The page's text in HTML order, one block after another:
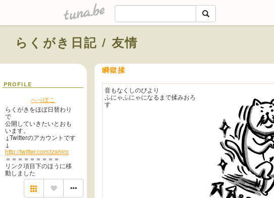
tuna.be
らくがき日記 / 友情
PROFILE
へっぽこ
らくがきをほぼ日替わり
で
公開していきたいとおも
います。
↓Twitterのアカウントです
↓
http://twitter.com/izahiro
＝＝＝＝＝＝＝＝＝
リンク項目下のほうに移
動しました
瞬獄揉
音もなくしのびより
ふにゃふにゃになるまで揉みおろ
す